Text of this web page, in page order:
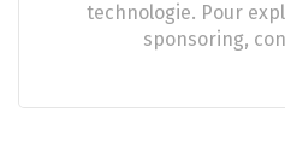
technologie. Pour
sponsoring,